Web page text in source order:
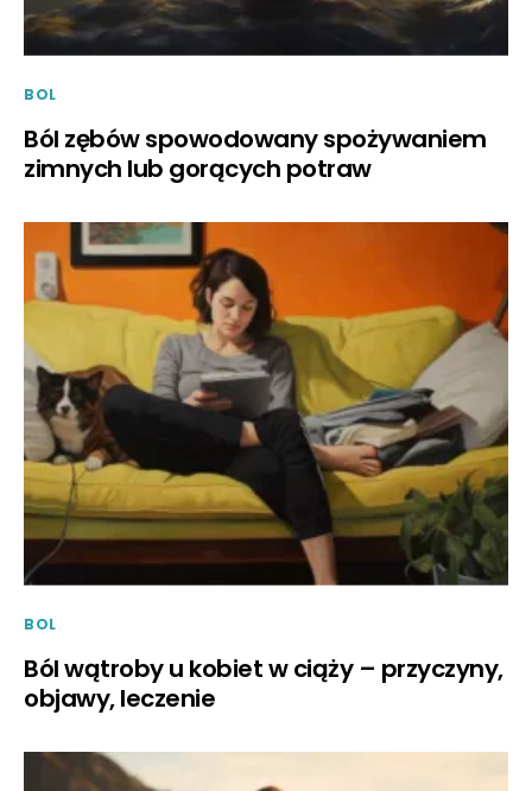
BOL
Ból zębów spowodowany spożywaniem
zimnych lub gorących potraw
BOL
Ból wątroby u kobiet w ciąży – przyczyny,
objawy, leczenie